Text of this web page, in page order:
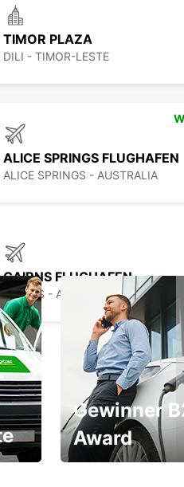
Sie jetzt die Weltklasse-
von Europcar in
Sie uns noch heute, um Ihr
TIMOR PLAZA
DILI - TIMOR-LESTE
ALICE SPRINGS FLUGHAFEN
ALICE SPRINGS - AUSTRALIA
CAIRNS FLUGHAFEN
CAIRNS - AUSTRALIA
Gewinner
Award